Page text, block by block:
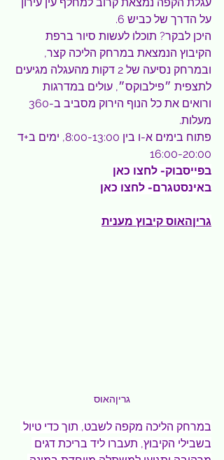
על הדרך של כביש 6.
היכן לבקר? תוכלו לעשות סיור ברפת
הקיבוץ הנמצאת במרחק הליכה קצר,
ובמרחק נסיעה של 2 דקות מהעגלה מגיעים
לתצפית ״פילבוקס״, עולים במדרגות
מעלות.
פתוח בימים א-ו בין 8:00-13:00, ימים ב+ד
16:00-20:00
בפייסבוק- לחצו כאן
באינסטגרם- לחצו כאן
גריןהאוס קיבוץ מענית
גריןהאוס
במרחק הליכה מקפה לשבט, תוך כדי טיול
בשבילי הקיבוץ, תעברו ליד בריכת דגים